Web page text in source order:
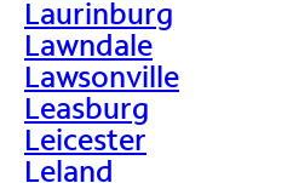
Laurinburg
Lawndale
Lawsonville
Leasburg
Leicester
Leland